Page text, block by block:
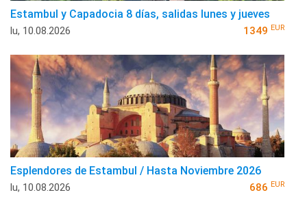
Estambul y Capadocia 8 días, salidas lunes y jueves
lu, 10.08.2026 1349 EUR
Esplendores de Estambul / Hasta Noviembre 2026
lu, 10.08.2026 686 EUR